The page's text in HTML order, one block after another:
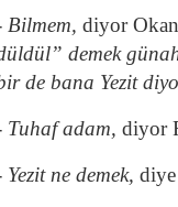
Bilmem, diyor
demek
de bana Yezit
Tuhaf adam, diyor
Yezit ne demek,